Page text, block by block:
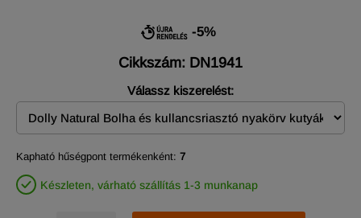
-5%
Cikkszám: DN1941
Válassz kiszerelést:
Kapható hűségpont termékenként: 7
Készleten, várható szállítás 1-3 munkanap